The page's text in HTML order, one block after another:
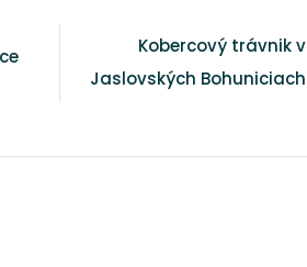
Kobercový trávnik v
Jaslovských Bohuniciach